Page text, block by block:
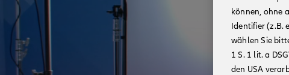
können, ohne
Identifier (z.B.
wählen Sie
1 S. 1 lit. a
den USA